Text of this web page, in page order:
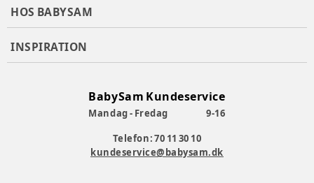
HOS BABYSAM
INSPIRATION
BabySam Kundeservice
Mandag - Fredag
9-16
Telefon: 70 11 30 10
kundeservice@babysam.dk